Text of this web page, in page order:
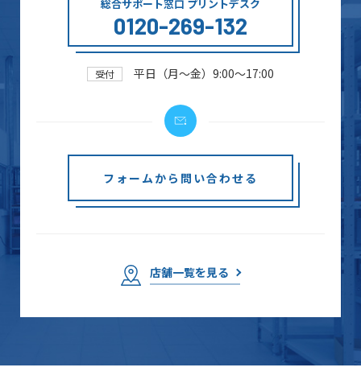
総合サポート窓口 プリントデスク
0120-269-132
受付 平日（月～金）9:00～17:00
フォームから問い合わせる
店舗一覧を見る